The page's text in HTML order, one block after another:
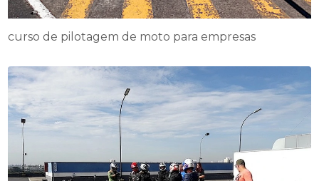
curso de pilotagem de moto para empresas